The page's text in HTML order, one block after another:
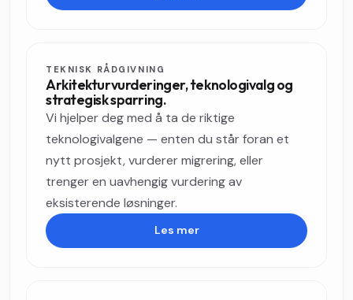
TEKNISK RÅDGIVNING
Arkitekturvurderinger, teknologivalg og
strategisk sparring.
Vi hjelper deg med å ta de riktige
teknologivalgene — enten du står foran et
nytt prosjekt, vurderer migrering, eller
trenger en uavhengig vurdering av
eksisterende løsninger.
Les mer